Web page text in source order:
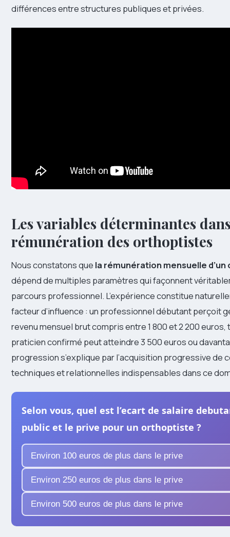
différences entre structures publiques et privées.
Les variables déterminantes
rémunération des orthoptistes
Nous constatons que la rémunération mensuelle
dépend de multiples paramètres qui façonnent
parcours professionnel. L’expérience constitue
facteur d’influence : un professionnel débutant perçoit
revenu mensuel brut compris entre 1 800 et 2 200 euros,
praticien confirmé peut atteindre 3 500 euros ou
progression s’explique par l’acquisition progressive de
techniques et relationnelles indispensables dans ce
Selon vous, quel est l’ecart de salaire
public et le prive pour un orthoptiste ?
Environ 100 euros de plus dans le prive
Environ 250 euros de plus dans le prive
Environ 500 euros de plus dans le prive